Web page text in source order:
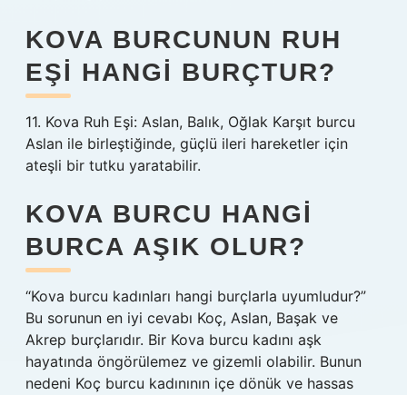
KOVA BURCUNUN RUH
EŞI HANGI BURÇTUR?
11. Kova Ruh Eşi: Aslan, Balık, Oğlak Karşıt burcu
Aslan ile birleştiğinde, güçlü ileri hareketler için
ateşli bir tutku yaratabilir.
KOVA BURCU HANGI
BURCA AŞIK OLUR?
“Kova burcu kadınları hangi burçlarla uyumludur?”
Bu sorunun en iyi cevabı Koç, Aslan, Başak ve
Akrep burçlarıdır. Bir Kova burcu kadını aşk
hayatında öngörülemez ve gizemli olabilir. Bunun
nedeni Koç burcu kadınının içe dönük ve hassas